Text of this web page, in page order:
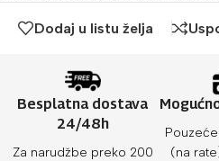
Dodaj u listu želja
Besplatna dostava
24/48h
Za narudžbe preko 200
(na